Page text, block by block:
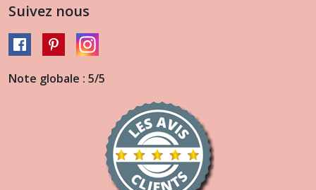
Suivez nous
Note globale : 5/5